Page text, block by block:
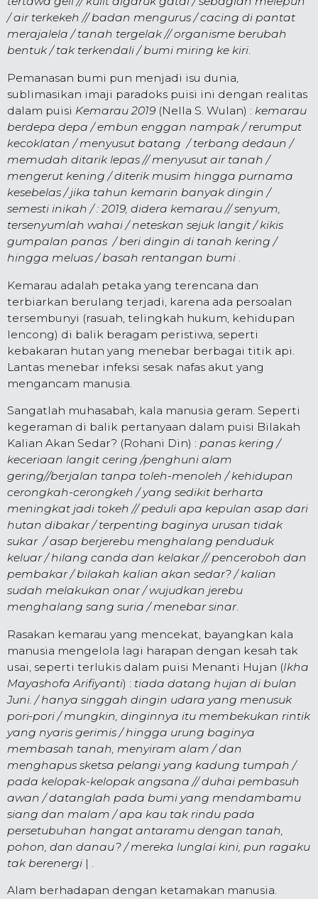
/ air terkekeh // badan mengurus / cacing di pantat
merajalela / tanah tergelak // organisme berubah
bentuk / tak terkendali / bumi miring ke kiri.
Pemanasan bumi pun menjadi isu dunia,
sublimasikan imaji paradoks puisi ini dengan realitas
dalam puisi Kemarau 2019 (Nella S. Wulan) : kemarau
berdepa depa / embun enggan nampak / rerumput
kecoklatan / menyusut batang / terbang dedaun /
memudah ditarik lepas // menyusut air tanah /
mengerut kening / diterik musim hingga purnama
kesebelas / jika tahun kemarin banyak dingin /
semesti inikah / : 2019, didera kemarau // senyum,
tersenyumlah wahai / neteskan sejuk langit / kikis
gumpalan panas / beri dingin di tanah kering /
hingga meluas / basah rentangan bumi .
Kemarau adalah petaka yang terencana dan
terbiarkan berulang terjadi, karena ada persoalan
tersembunyi (rasuah, telingkah hukum, kehidupan
lencong) di balik beragam peristiwa, seperti
kebakaran hutan yang menebar berbagai titik api.
Lantas menebar infeksi sesak nafas akut yang
mengancam manusia.
Sangatlah muhasabah, kala manusia geram. Seperti
kegeraman di balik pertanyaan dalam puisi Bilakah
Kalian Akan Sedar? (Rohani Din) : panas kering /
keceriaan langit cering /penghuni alam
gering//berjalan tanpa toleh-menoleh / kehidupan
cerongkah-cerongkeh / yang sedikit berharta
meningkat jadi tokeh // peduli apa kepulan asap dari
hutan dibakar / terpenting baginya urusan tidak
sukar / asap berjerebu menghalang penduduk
keluar / hilang canda dan kelakar // penceroboh dan
pembakar / bilakah kalian akan sedar? / kalian
sudah melakukan onar / wujudkan jerebu
menghalang sang suria / menebar sinar.
Rasakan kemarau yang mencekat, bayangkan kala
manusia mengelola lagi harapan dengan kesah tak
usai, seperti terlukis dalam puisi Menanti Hujan (Ikha
Mayashofa Arifiyanti) : tiada datang hujan di bulan
Juni. / hanya singgah dingin udara yang menusuk
pori-pori / mungkin, dinginnya itu membekukan rintik
yang nyaris gerimis / hingga urung baginya
membasah tanah, menyiram alam / dan
menghapus sketsa pelangi yang kadung tumpah /
pada kelopak-kelopak angsana // duhai pembasuh
awan / datanglah pada bumi yang mendambamu
siang dan malam / apa kau tak rindu pada
persetubuhan hangat antaramu dengan tanah,
pohon, dan danau? / mereka lunglai kini, pun ragaku
tak berenergi | .
Alam berhadapan dengan ketamakan manusia.